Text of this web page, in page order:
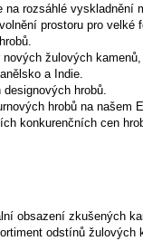
na rozsáhlé vyskladnění
prostoru pro velké
nových žulových
a Indie.
designových hrobů.
hrobů na našem
konkurenčních cen
obsazení zkušených
odstínů žulových